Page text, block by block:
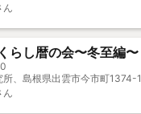
ん
くらし暦の会〜冬至編〜
所、島根県出雲市今市町1374-1
ん